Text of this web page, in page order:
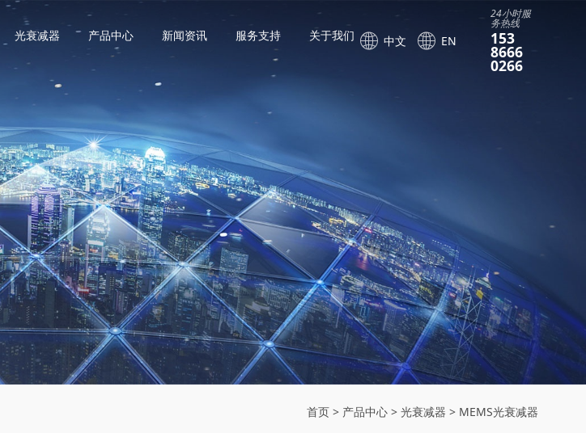
光衰减器 产品中心 新闻资讯 服务支持 关于我们 中文 EN
24小时服
务热线
153
8666
0266
首页> 产品中心> 光衰减器 > MEMS光衰减器